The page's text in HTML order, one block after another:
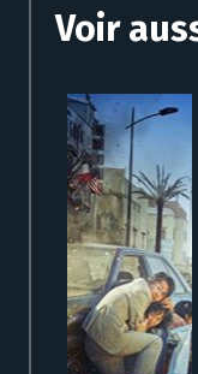
Voir